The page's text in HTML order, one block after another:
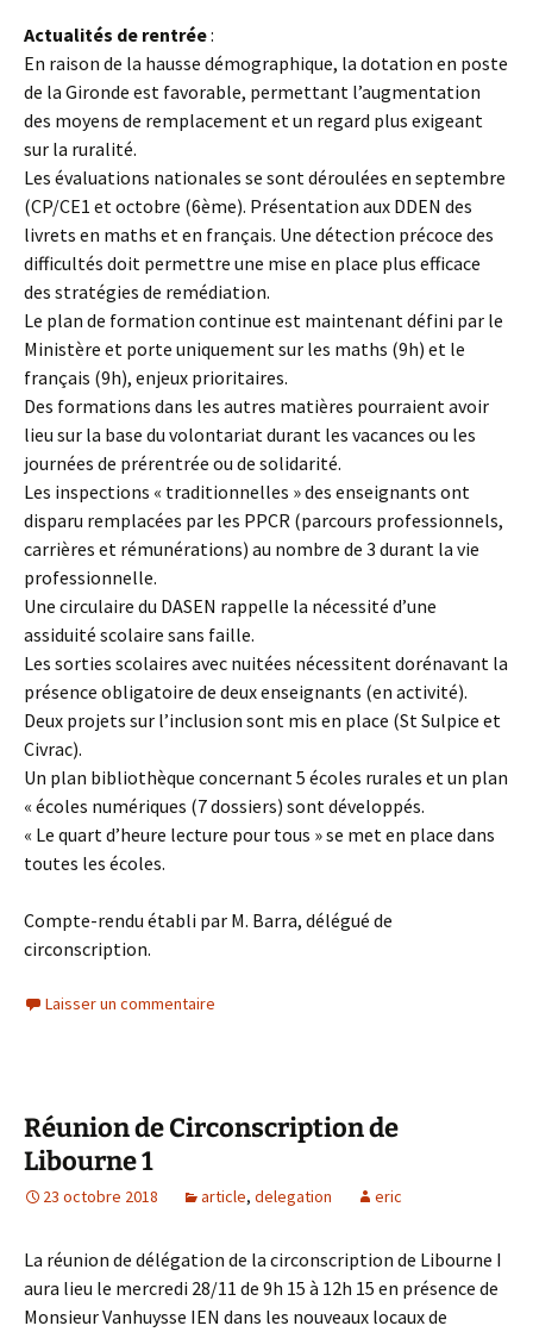
Actualités de rentrée:
En raison de la hausse démographique, la dotation en poste
de la Gironde est favorable, permettant l’augmentation
des moyens de remplacement et un regard plus exigeant
sur la ruralité.
Les évaluations nationales se sont déroulées en septembre
(CP/CE1 et octobre (6ème). Présentation aux DDEN des
livrets en maths et en français. Une détection précoce des
difficultés doit permettre une mise en place plus efficace
des stratégies de remédiation.
Le plan de formation continue est maintenant défini par le
Ministère et porte uniquement sur les maths (9h) et le
français (9h), enjeux prioritaires.
Des formations dans les autres matières pourraient avoir
lieu sur la base du volontariat durant les vacances ou les
journées de prérentrée ou de solidarité.
Les inspections « traditionnelles » des enseignants ont
disparu remplacées par les PPCR (parcours professionnels,
carrières et rémunérations) au nombre de 3 durant la vie
professionnelle.
Une circulaire du DASEN rappelle la nécessité d’une
assiduité scolaire sans faille.
Les sorties scolaires avec nuitées nécessitent dorénavant la
présence obligatoire de deux enseignants (en activité).
Deux projets sur l’inclusion sont mis en place (St Sulpice et
Civrac).
Un plan bibliothèque concernant 5 écoles rurales et un plan
« écoles numériques (7 dossiers) sont développés.
« Le quart d’heure lecture pour tous » se met en place dans
toutes les écoles.
Compte-rendu établi par M. Barra, délégué de
circonscription.
Laisser un commentaire
Réunion de Circonscription de
Libourne 1
23 octobre 2018 article, delegation eric
La réunion de délégation de la circonscription de Libourne I
aura lieu le mercredi 28/11 de 9h 15 à 12h 15 en présence de
Monsieur Vanhuysse IEN dans les nouveaux locaux de